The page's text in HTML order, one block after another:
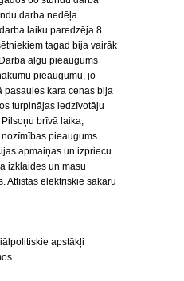
darba nedēļa.
laiku paredzēja 8
tagad bija vairāk
algu pieaugums
pieaugumu, jo
pasaules kara cenas bija
turpinājas iedzīvotāju
brīvā laika,
pieaugums
apmaiņas un izpriecu
izklaides un masu
Attīstās elektriskie sakaru
apstākļi